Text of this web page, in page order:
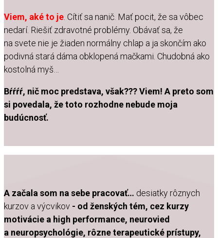
Viem, aké to je . Cítiť sa nanič. Mať pocit, že sa vôbec
nedarí. Riešiť zdravotné problémy. Obávať sa, že
na svete nie je žiaden normálny chlap a ja skončím ako
podivná stará dáma obklopená mačkami. Chudobná ako
kostolná myš…
Bŕŕŕŕ, nič moc predstava, však??? Viem! A preto som
si povedala, že toto rozhodne nebude moja
budúcnosť.
A začala som na sebe pracovať… desiatky rôznych
kurzov a výcvikov - od ženských tém, cez kurzy
motivácie a high performance, neurovied
a neuropsychológie, rôzne terapeutické prístupy,